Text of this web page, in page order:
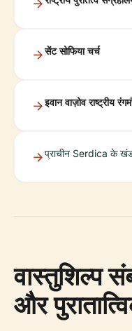
सेंट सोफिया चर्च
इवान वाज़ोव राष्ट्रीय
प्राचीन Serdica के
वास्तुशिल्प
और